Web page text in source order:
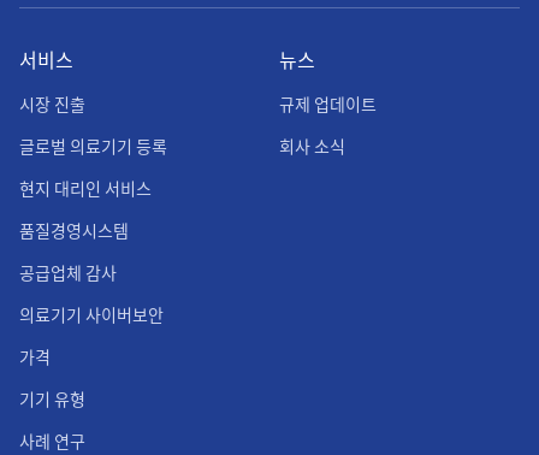
뉴스
규제 업데이트
회사 소식
서비스
시장 진출
글로벌 의료기기 등록
현지 대리인 서비스
품질경영시스템
공급업체 감사
의료기기 사이버보안
가격
기기 유형
사례 연구